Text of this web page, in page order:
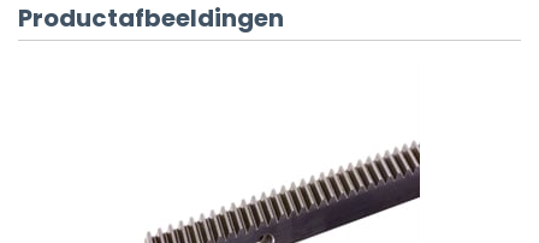
Productafbeeldingen